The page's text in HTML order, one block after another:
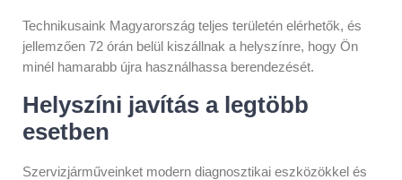
Technikusaink Magyarország teljes területén elérhetők, és
jellemzően 72 órán belül kiszállnak a helyszínre, hogy Ön
minél hamarabb újra használhassa berendezését.
Helyszíni javítás a legtöbb
esetben
Szervizjárműveinket modern diagnosztikai eszközökkel és